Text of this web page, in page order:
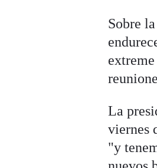
Sobre
La
viernes
"y